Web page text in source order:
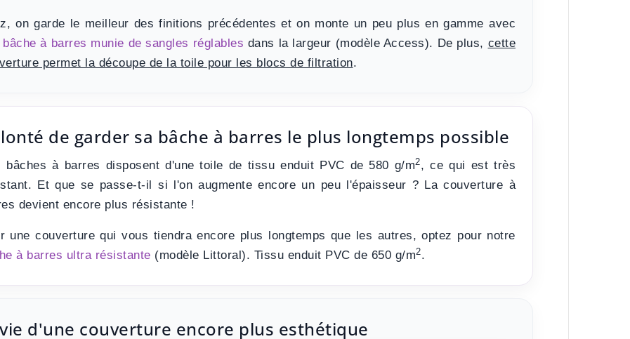
on garde le meilleur des finitions précédentes et on monte un peu plus en gamme avec
bâche à barres munie de sangles réglables dans la largeur (modèle Access). De plus, cette
permet la découpe de la toile pour les blocs de filtration.
de garder sa bâche à barres le plus longtemps possible
bâches à barres disposent d'une toile de tissu enduit PVC de 580 g/m2, ce qui est très
Et que se passe-t-il si l'on augmente encore un peu l'épaisseur ? La couverture à
devient encore plus résistante !
une couverture qui vous tiendra encore plus longtemps que les autres, optez pour notre
à barres ultra résistante (modèle Littoral). Tissu enduit PVC de 650 g/m2.
d'une couverture encore plus esthétique